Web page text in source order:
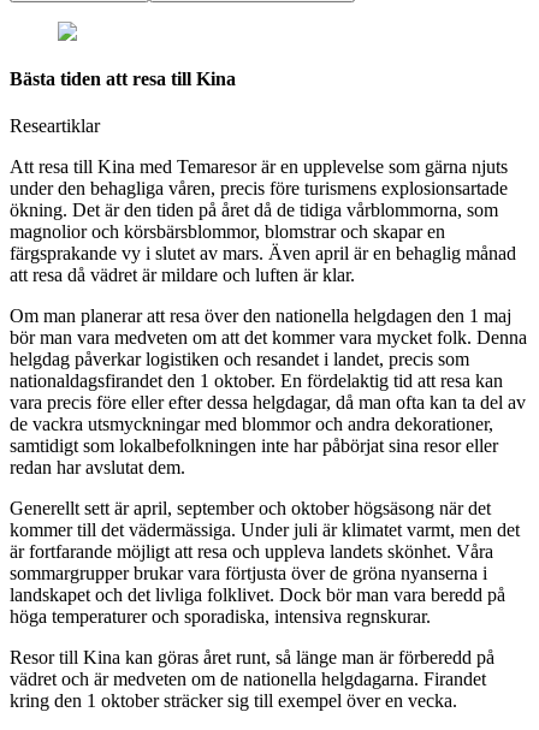
Bästa tiden att resa till Kina
Researtiklar
Att resa till Kina med Temaresor är en upplevelse som gärna njuts
under den behagliga våren, precis före turismens explosionsartade
ökning. Det är den tiden på året då de tidiga vårblommorna, som
magnolior och körsbärsblommor, blomstrar och skapar en
färgsprakande vy i slutet av mars. Även april är en behaglig månad
att resa då vädret är mildare och luften är klar.
Om man planerar att resa över den nationella helgdagen den 1 maj
bör man vara medveten om att det kommer vara mycket folk. Denna
helgdag påverkar logistiken och resandet i landet, precis som
nationaldagsfirandet den 1 oktober. En fördelaktig tid att resa kan
vara precis före eller efter dessa helgdagar, då man ofta kan ta del av
de vackra utsmyckningar med blommor och andra dekorationer,
samtidigt som lokalbefolkningen inte har påbörjat sina resor eller
redan har avslutat dem.
Generellt sett är april, september och oktober högsäsong när det
kommer till det vädermässiga. Under juli är klimatet varmt, men det
är fortfarande möjligt att resa och uppleva landets skönhet. Våra
sommargrupper brukar vara förtjusta över de gröna nyanserna i
landskapet och det livliga folklivet. Dock bör man vara beredd på
höga temperaturer och sporadiska, intensiva regnskurar.
Resor till Kina kan göras året runt, så länge man är förberedd på
vädret och är medveten om de nationella helgdagarna. Firandet
kring den 1 oktober sträcker sig till exempel över en vecka.